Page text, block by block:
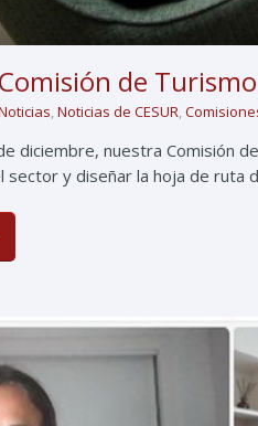
de
,Noticias de CESUR,
diciembre, nuestra Comisión
sector y diseñar la hoja de ruta